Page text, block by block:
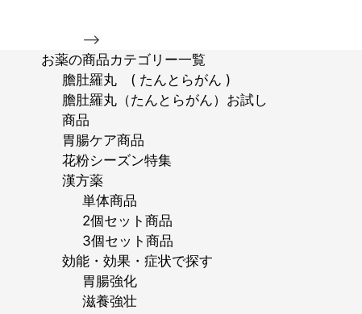
-->
お薬の商品カテゴリー一覧
膽肚羅丸 ( たんとらがん )
膽肚羅丸（たんとらがん）お試し
商品
胃腸ケア商品
花粉シーズン特集
漢方薬
単体商品
2個セット商品
3個セット商品
効能・効果・症状で探す
胃腸強化
滋養強壮